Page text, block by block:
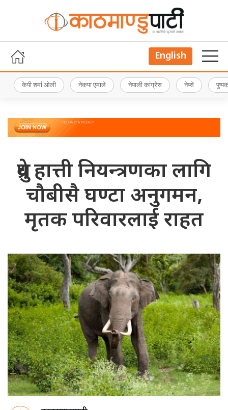
English
केपी शर्मा ओली नेकपा एमाले नेपाली कांग्रेस नेप्से
ध्रुवे हात्ती नियन्त्रणका लागि
चौबीसै घण्टा अनुगमन,
मृतक परिवारलाई राहत